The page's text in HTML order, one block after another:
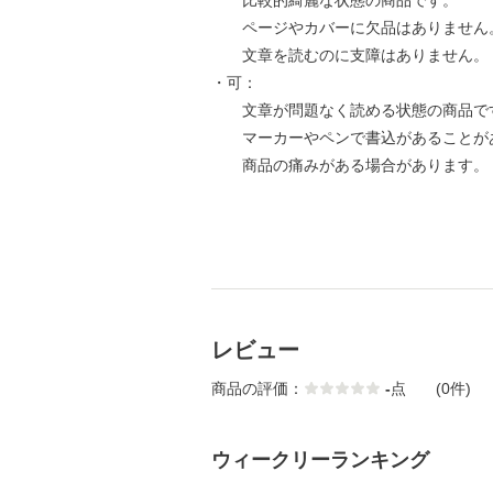
ページやカバーに欠品はありません
文章を読むのに支障はありません。
・可：
文章が問題なく読める状態の商品で
マーカーやペンで書込があることが
商品の痛みがある場合があります。
レビュー
商品の評価： -点 (0件)
ウィークリーランキング